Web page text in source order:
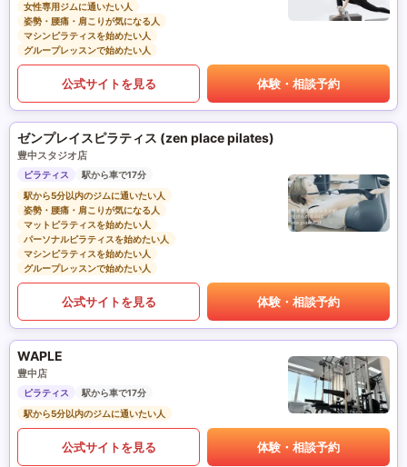
女性専用ジムに通いたい人
姿勢・腰痛・肩こりが気になる人
マシンピラティスを始めたい人
グループレッスンで始めたい人
公式サイトを見る 体験・相談予約
ゼンプレイスピラティス (zen place pilates)
豊中スタジオ店
ピラティス
駅から車で17分
駅から5分以内のジムに通いたい人
姿勢・腰痛・肩こりが気になる人
マットピラティスを始めたい人
パーソナルピラティスを始めたい人
マシンピラティスを始めたい人
グループレッスンで始めたい人
公式サイトを見る 体験・相談予約
WAPLE
豊中店
ピラティス
駅から車で17分
駅から5分以内のジムに通いたい人
公式サイトを見る 体験・相談予約